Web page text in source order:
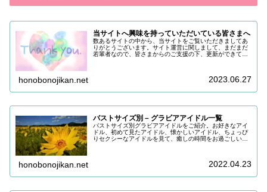
当サイトへ興味を持っていただいている皆さまへ
数あるサイトの中から、当サイトをご覧いただきましてあ
りがとうございます。サイト運営に関しまして、まだまだ
若輩者なので、皆さまからのご支援の下、更新ができてい
honobonojikan.net 2023.06.27
バストサイズ別 – グラビアアイドル一覧
バストサイズ別グラビアアイドルをご紹介。お好きなアイ
ドル、初めて見たアイドル、懐かしいアイドル、ちょっぴ
りセクシーなアイドルを見て、癒しの時間をお過ごしいた
honobonojikan.net 2022.04.23